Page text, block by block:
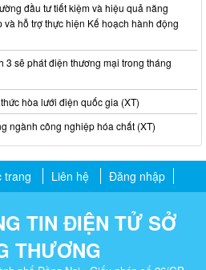
đầu tư tiết kiệm và hiệu quả năng
hỗ trợ thực hiện Kế hoạch hành động
3 sẽ phát điện thương mại trong tháng
hòa lưới điện quốc gia (XT)
ngành công nghiệp hóa chất (XT)
trang Liên hệ Đăng nhập
TIN ĐIỆN TỬ SỞ
THƯƠNG